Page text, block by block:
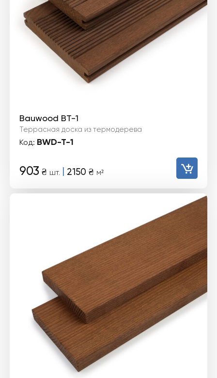
Bauwood BT-1
Террасная доска из термодерева
Код: BWD-T-1
903 ₴ шт. | 2150 ₴ м²